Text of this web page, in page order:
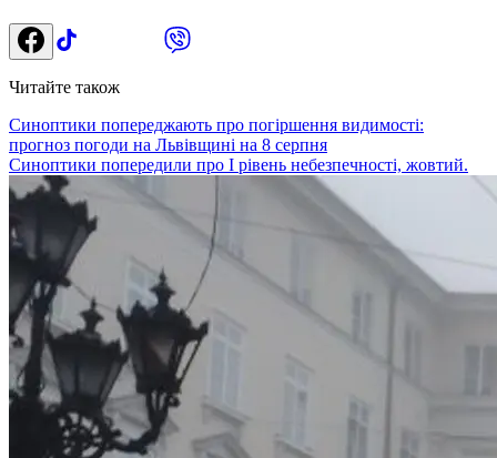
Читайте також
Синоптики попереджають про погіршення видимості:
прогноз погоди на Львівщині на 8 серпня
Синоптики попередили про І рівень небезпечності, жовтий.